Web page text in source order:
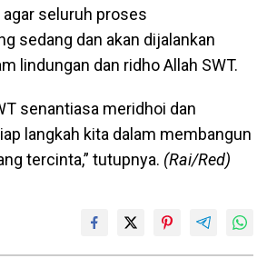
seluruh proses
sedang dan akan dijalankan
lindungan dan ridho Allah SWT.
senantiasa meridhoi dan
langkah kita dalam membangun
tercinta,” tutupnya. (Rai/Red)